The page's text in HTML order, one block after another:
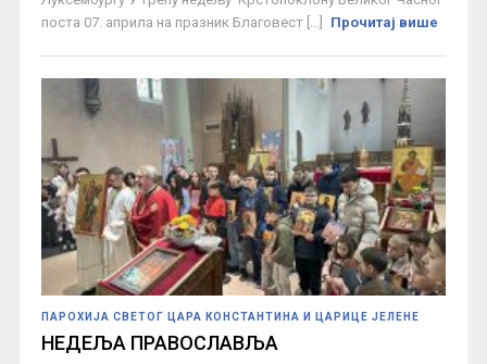
поста 07. априла на празник Благовест [...]
Прочитај више
ПАРОХИЈА СВЕТОГ ЦАРА КОНСТАНТИНА И ЦАРИЦЕ ЈЕЛЕНЕ
НЕДЕЉА ПРАВОСЛАВЉА